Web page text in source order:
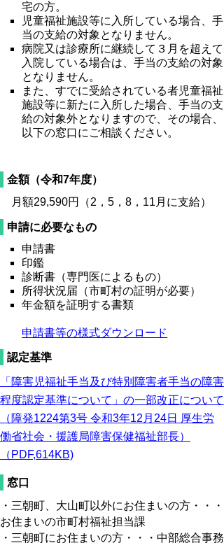
宅の方。
児童福祉施設等に入所している場合、手
当の支給の対象となりません。
病院又は診療所に継続して３月を超えて
入院している場合は、手当の支給の対象
となりません。
また、すでに受給されている者児童福祉
施設等に新たに入所した場合、手当の支
給の対象外となりますので、その場合、
以下の窓口にご相談ください。
金額（令和7年度）
月額29,590円（2，5，8，11月に支給）
申請に必要なもの
申請書
印鑑
診断書（専門医によるもの）
所得状況届（市町村の証明が必要）
年金額を証明する書類
申請書等の様式ダウンロード
認定基準
「障害児福祉手当及び特別障害者手当の障害
程度認定基準について」の一部改正について
（障発1224第3号 令和3年12月24日 厚生労
働省社会・援護局障害保健福祉部長）
（PDF,614KB)
窓口
・三朝町、大山町以外にお住まいの方・・・
お住まいの市町村福祉担当課
・三朝町にお住まいの方・・・中部総合事務